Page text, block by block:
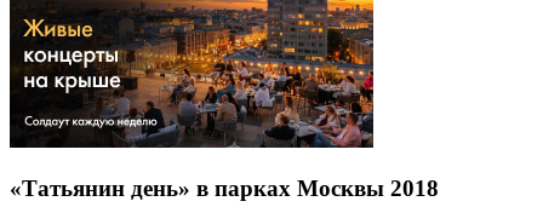
«Татьянин день» в парках Москвы 2018